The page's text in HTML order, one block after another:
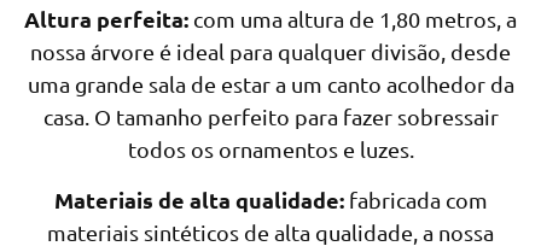
Altura perfeita: com uma altura de 1,80 metros, a
nossa árvore é ideal para qualquer divisão, desde
uma grande sala de estar a um canto acolhedor da
casa. O tamanho perfeito para fazer sobressair
todos os ornamentos e luzes.
Materiais de alta qualidade:fabricada com
materiais sintéticos de alta qualidade, a nossa